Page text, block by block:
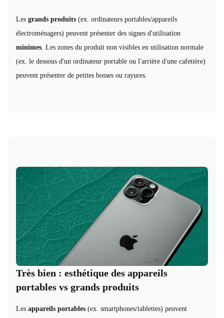
Les grands produits (ex. ordinateurs portables/appareils
électroménagers) peuvent présenter des signes d'utilisation
minimes. Les zones du produit non visibles en utilisation normale
(ex. le dessous d'un ordinateur portable ou l'arrière d'une cafetière)
peuvent présenter de petites bosses ou rayures.
Très bien : esthétique des appareils
portables vs grands produits
Les appareils portables (ex. smartphones/tablettes) peuvent